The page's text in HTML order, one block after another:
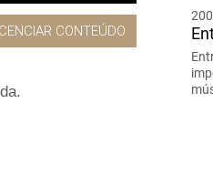
CONTEÚDO